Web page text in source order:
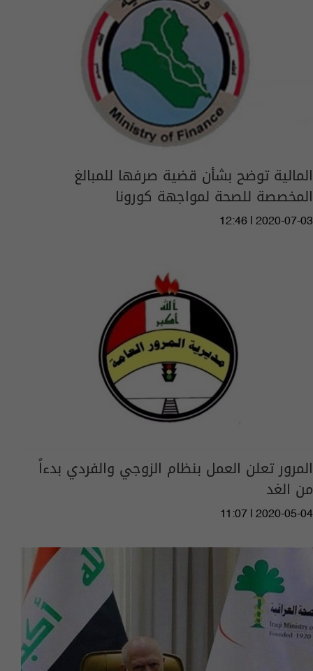
المالية توضح بشأن قضية صرفها للمبالغ
المخصصة للصحة لمواجهة كورونا
12:46 | 2020-07-03
المرور تعلن العمل بنظام الزوجي والفردي بدءاً
من الغد
11:07 | 2020-05-04